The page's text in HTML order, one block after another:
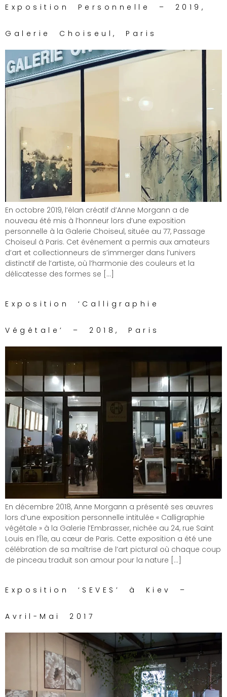
Exposition Personnelle – 2019,
Galerie Choiseul, Paris
En octobre 2019, l’élan créatif d’Anne Morgann a de
nouveau été mis à l’honneur lors d’une exposition
personnelle à la Galerie Choiseul, située au 77, Passage
Choiseul à Paris. Cet événement a permis aux amateurs
d’art et collectionneurs de s’immerger dans l’univers
distinctif de l’artiste, où l’harmonie des couleurs et la
délicatesse des formes se […]
Exposition ‘Calligraphie
Végétale’ – 2018, Paris
En décembre 2018, Anne Morgann a présenté ses œuvres
lors d’une exposition personnelle intitulée « Calligraphie
végétale » à la Galerie l’Embrasser, nichée au 24, rue Saint
Louis en l’Île, au cœur de Paris. Cette exposition a été une
célébration de sa maîtrise de l’art pictural où chaque coup
de pinceau traduit son amour pour la nature […]
Exposition ‘SEVES’ à Kiev –
Avril-Mai 2017